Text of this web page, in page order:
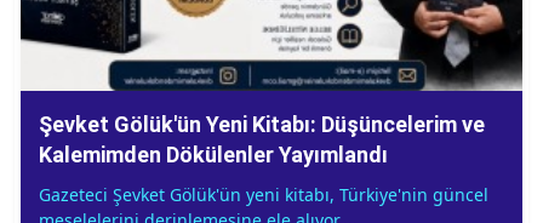
Şevket Gölük'ün Yeni Kitabı: Düşüncelerim ve
Kalemimden Dökülenler Yayımlandı
Gazeteci Şevket Gölük'ün yeni kitabı, Türkiye'nin güncel